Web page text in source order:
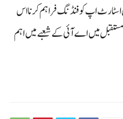
اپ کو فنڈنگ فراہم کرنا اس
مستقبل میں اے آئی کے شعبے میں اہم